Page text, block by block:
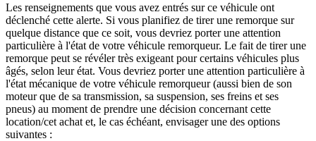
Les renseignements que vous avez entrés sur ce véhicule ont
déclenché cette alerte. Si vous planifiez de tirer une remorque sur
quelque distance que ce soit, vous devriez porter une attention
particulière à l'état de votre véhicule remorqueur. Le fait de tirer une
remorque peut se révéler très exigeant pour certains véhicules plus
âgés, selon leur état. Vous devriez porter une attention particulière à
l'état mécanique de votre véhicule remorqueur (aussi bien de son
moteur que de sa transmission, sa suspension, ses freins et ses
pneus) au moment de prendre une décision concernant cette
location/cet achat et, le cas échéant, envisager une des options
suivantes :